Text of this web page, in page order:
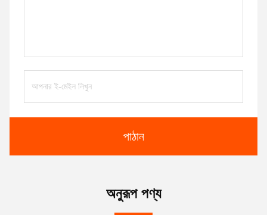
পাঠান
অনুরূপ পণ্য